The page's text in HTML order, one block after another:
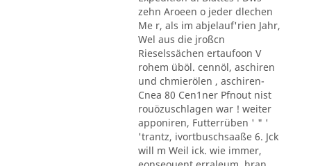
zehn Aroeen o jeder dlechen
Me r, als im abjelauf'rien Jahr,
Wel aus die jroßcn
Rieselssächen ertaufoon V
rohem üböl. cennöl, aschiren
und chmierölen , aschiren-
Cnea 80 Cen1ner Pfnout nist
rouözuschlagen war ! weiter
apponiren, Futterrüben ' " '
'trantz, ivortbuschsaaße 6. Jck
will m Weil ick. wie immer,